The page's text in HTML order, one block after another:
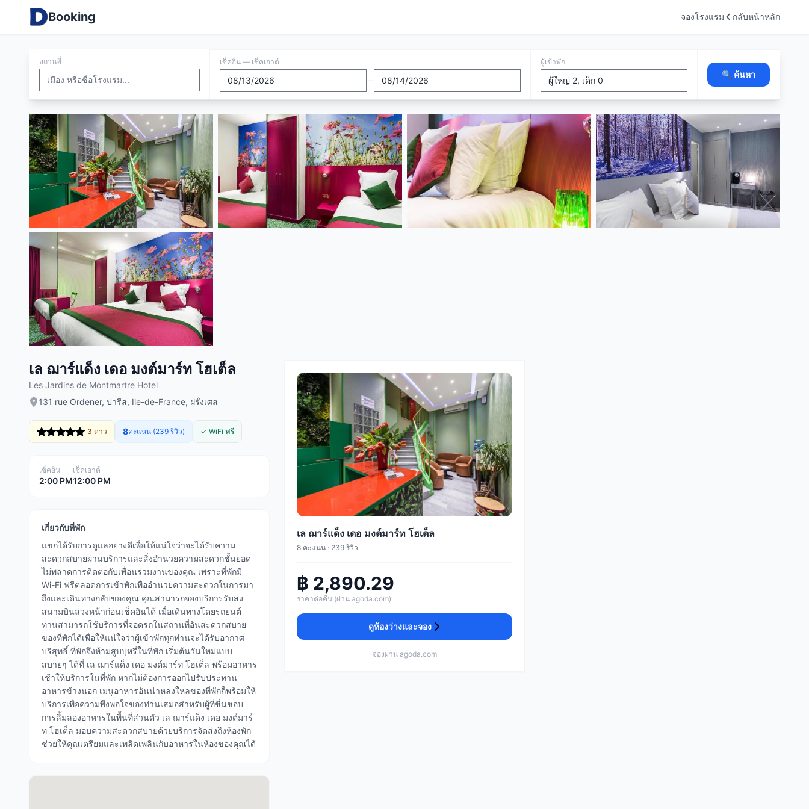
Booking จองโรงแรม กลับหน้าหลัก
สถานที่ เช็คอิน — เช็คเอาต์
—
ผู้เข้าพัก
🔍 ค้นหา
เล ฌาร์แด็ง เดอ มงต์มาร์ท โฮเต็ล
Les Jardins de Montmartre Hotel
131 rue Ordener, ปารีส, Ile-de-France, ฝรั่งเศส
3 ดาว 8คะแนน (239 รีวิว) ✓ WiFi ฟรี
เช็คอิน
2:00 PM
เช็คเอาต์
12:00 PM
เกี่ยวกับที่พัก
แขกได้รับการดูแลอย่างดีเพื่อให้แน่ใจว่าจะได้รับความ
สะดวกสบายผ่านบริการและสิ่งอำนวยความสะดวกชั้นยอด
ไม่พลาดการติดต่อกับเพื่อนร่วมงานของคุณ เพราะที่พักมี
Wi-Fi ฟรีตลอดการเข้าพักเพื่ออำนวยความสะดวกในการมา
ถึงและเดินทางกลับของคุณ คุณสามารถจองบริการรับส่ง
สนามบินล่วงหน้าก่อนเช็คอินได้ เมื่อเดินทางโดยรถยนต์
ท่านสามารถใช้บริการที่จอดรถในสถานที่อันสะดวกสบาย
ของที่พักได้เพื่อให้แน่ใจว่าผู้เข้าพักทุกท่านจะได้รับอากาศ
บริสุทธิ์ ที่พักจึงห้ามสูบบุหรี่ในที่พัก เริ่มต้นวันใหม่แบบ
สบายๆ ได้ที่ เล ฌาร์แด็ง เดอ มงต์มาร์ท โฮเต็ล พร้อมอาหาร
เช้าให้บริการในที่พัก หากไม่ต้องการออกไปรับประทาน
อาหารข้างนอก เมนูอาหารอันน่าหลงใหลของที่พักก็พร้อมให้
บริการเพื่อความพึงพอใจของท่านเสมอสำหรับผู้ที่ชื่นชอบ
การลิ้มลองอาหารในพื้นที่ส่วนตัว เล ฌาร์แด็ง เดอ มงต์มาร์
ท โฮเต็ล มอบความสะดวกสบายด้วยบริการจัดส่งถึงห้องพัก
ช่วยให้คุณเตรียมและเพลิดเพลินกับอาหารในห้องของคุณได้
เล ฌาร์แด็ง เดอ มงต์มาร์ท โฮเต็ล
8 คะแนน · 239 รีวิว
฿ 2,890.29
ราคาต่อคืน (ผ่าน agoda.com)
ดูห้องว่างและจอง
จองผ่าน agoda.com